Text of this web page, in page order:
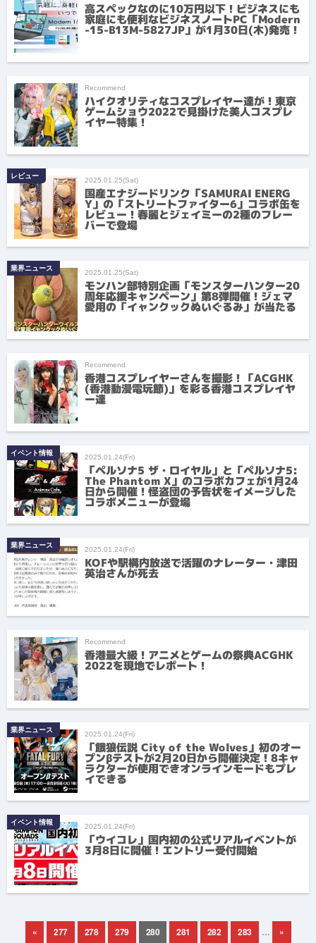
高スペックなのに10万円以下！ビジネスにも
家庭にも便利なビジネスノートPC「Modern
-15-B13M-5827JP」が1月30日(木)発売！
Recommend
ハイクオリティなコスプレイヤー達が！東京
ゲームショウ2022で見掛けた美人コスプレ
イヤー特集！
レビュー 2025.01.25(Sat)
国産エナジードリンク「SAMURAI ENERG
Y」の「ストリートファイター6」コラボ缶を
レビュー！春麗とジェイミーの2種のフレー
バーで登場
業界ニュース 2025.01.25(Sat)
モンハン部特別企画「モンスターハンター20
周年応援キャンペーン」第8弾開催！ジェマ
愛用の「イャンクックぬいぐるみ」が当たる
Recommend
香港コスプレイヤーさんを撮影！「ACGHK
(香港動漫電玩節)」を彩る香港コスプレイヤ
ー達
イベント情報 2025.01.24(Fri)
「ペルソナ5 ザ・ロイヤル」と「ペルソナ5:
The Phantom X」のコラボカフェが1月24
日から開催！怪盗団の予告状をイメージした
コラボメニューが登場
業界ニュース 2025.01.24(Fri)
KOFや駅構内放送で活躍のナレーター・津田
英治さんが死去
Recommend
香港最大級！アニメとゲームの祭典ACGHK
2022を現地でレポート！
業界ニュース 2025.01.24(Fri)
「餓狼伝説 City of the Wolves」初のオー
プンβテストが2月20日から開催決定！8キャ
ラクターが使用できオンラインモードもプレ
イできる
イベント情報 2025.01.24(Fri)
「ウイコレ」国内初の公式リアルイベントが
3月8日に開催！エントリー受付開始
« 277 278 279 280 281 282 283 … »